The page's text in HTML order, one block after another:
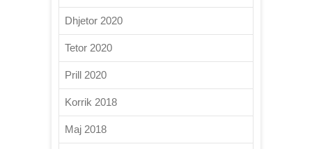
Dhjetor 2020
Tetor 2020
Prill 2020
Korrik 2018
Maj 2018